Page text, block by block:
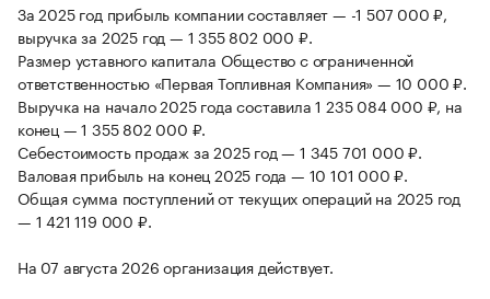
За 2025 год прибыль компании составляет — -1 507 000 ₽,
выручка за 2025 год — 1 355 802 000 ₽.
Размер уставного капитала Общество с ограниченной
ответственностью «Первая Топливная Компания» — 10 000 ₽.
Выручка на начало 2025 года составила 1 235 084 000 ₽, на
конец — 1 355 802 000 ₽.
Себестоимость продаж за 2025 год — 1 345 701 000 ₽.
Валовая прибыль на конец 2025 года — 10 101 000 ₽.
Общая сумма поступлений от текущих операций на 2025 год
— 1 421 119 000 ₽.
На 07 августа 2026 организация действует.